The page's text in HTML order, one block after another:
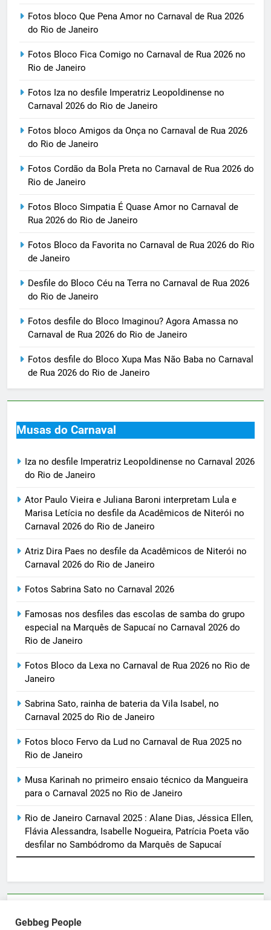
Fotos bloco Que Pena Amor no Carnaval de Rua 2026
do Rio de Janeiro
Fotos Bloco Fica Comigo no Carnaval de Rua 2026 no
Rio de Janeiro
Fotos Iza no desfile Imperatriz Leopoldinense no
Carnaval 2026 do Rio de Janeiro
Fotos bloco Amigos da Onça no Carnaval de Rua 2026
do Rio de Janeiro
Fotos Cordão da Bola Preta no Carnaval de Rua 2026 do
Rio de Janeiro
Fotos Bloco Simpatia É Quase Amor no Carnaval de
Rua 2026 do Rio de Janeiro
Fotos Bloco da Favorita no Carnaval de Rua 2026 do Rio
de Janeiro
Desfile do Bloco Céu na Terra no Carnaval de Rua 2026
do Rio de Janeiro
Fotos desfile do Bloco Imaginou? Agora Amassa no
Carnaval de Rua 2026 do Rio de Janeiro
Fotos desfile do Bloco Xupa Mas Não Baba no Carnaval
de Rua 2026 do Rio de Janeiro
Musas do Carnaval
Iza no desfile Imperatriz Leopoldinense no Carnaval 2026
do Rio de Janeiro
Ator Paulo Vieira e Juliana Baroni interpretam Lula e
Marisa Letícia no desfile da Acadêmicos de Niterói no
Carnaval 2026 do Rio de Janeiro
Atriz Dira Paes no desfile da Acadêmicos de Niterói no
Carnaval 2026 do Rio de Janeiro
Fotos Sabrina Sato no Carnaval 2026
Famosas nos desfiles das escolas de samba do grupo
especial na Marquês de Sapucaí no Carnaval 2026 do
Rio de Janeiro
Fotos Bloco da Lexa no Carnaval de Rua 2026 no Rio de
Janeiro
Sabrina Sato, rainha de bateria da Vila Isabel, no
Carnaval 2025 do Rio de Janeiro
Fotos bloco Fervo da Lud no Carnaval de Rua 2025 no
Rio de Janeiro
Musa Karinah no primeiro ensaio técnico da Mangueira
para o Carnaval 2025 no Rio de Janeiro
Rio de Janeiro Carnaval 2025 : Alane Dias, Jéssica Ellen,
Flávia Alessandra, Isabelle Nogueira, Patrícia Poeta vão
desfilar no Sambódromo da Marquês de Sapucaí
sortimentos@yahoo.com.br
Gebbeg People